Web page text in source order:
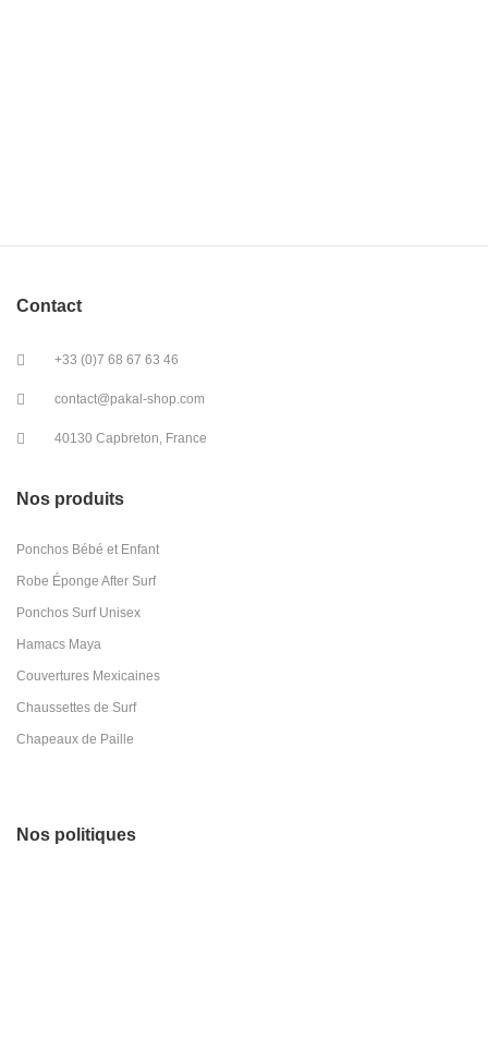
Contact
+33 (0)7 68 67 63 46
contact@pakal-shop.com
40130 Capbreton, France
Nos produits
Ponchos Bébé et Enfant
Robe Éponge After Surf
Ponchos Surf Unisex
Hamacs Maya
Couvertures Mexicaines
Chaussettes de Surf
Chapeaux de Paille
Nos politiques